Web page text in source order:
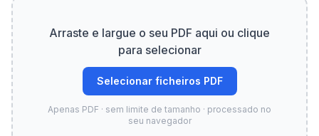
Arraste e largue o seu PDF aqui ou clique
para selecionar
Selecionar ficheiros PDF
Apenas PDF · sem limite de tamanho · processado no
seu navegador